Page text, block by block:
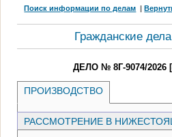
Поиск информации по делам |
Гражданские
ДЕЛО № 8Г-9074/2026
ПРОИЗВОДСТВО
РАССМОТРЕНИЕ В